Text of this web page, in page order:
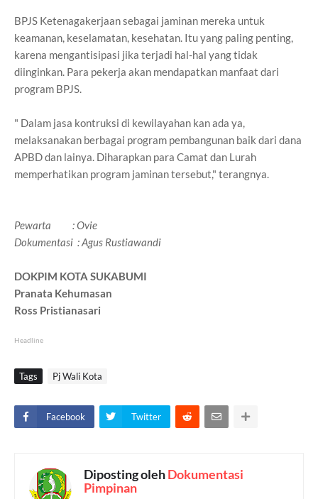
BPJS Ketenagakerjaan sebagai jaminan mereka untuk
keamanan, keselamatan, kesehatan. Itu yang paling penting,
karena mengantisipasi jika terjadi hal-hal yang tidak
diinginkan. Para pekerja akan mendapatkan manfaat dari
program BPJS.
" Dalam jasa kontruksi di kewilayahan kan ada ya,
melaksanakan berbagai program pembangunan baik dari dana
APBD dan lainya. Diharapkan para Camat dan Lurah
memperhatikan program jaminan tersebut," terangnya.
Pewarta : Ovie
Dokumentasi : Agus Rustiawandi
DOKPIM KOTA SUKABUMI
Pranata Kehumasan
Ross Pristianasari
Headline
Tags Pj Wali Kota
Facebook Twitter
Diposting olehDokumentasi
Pimpinan